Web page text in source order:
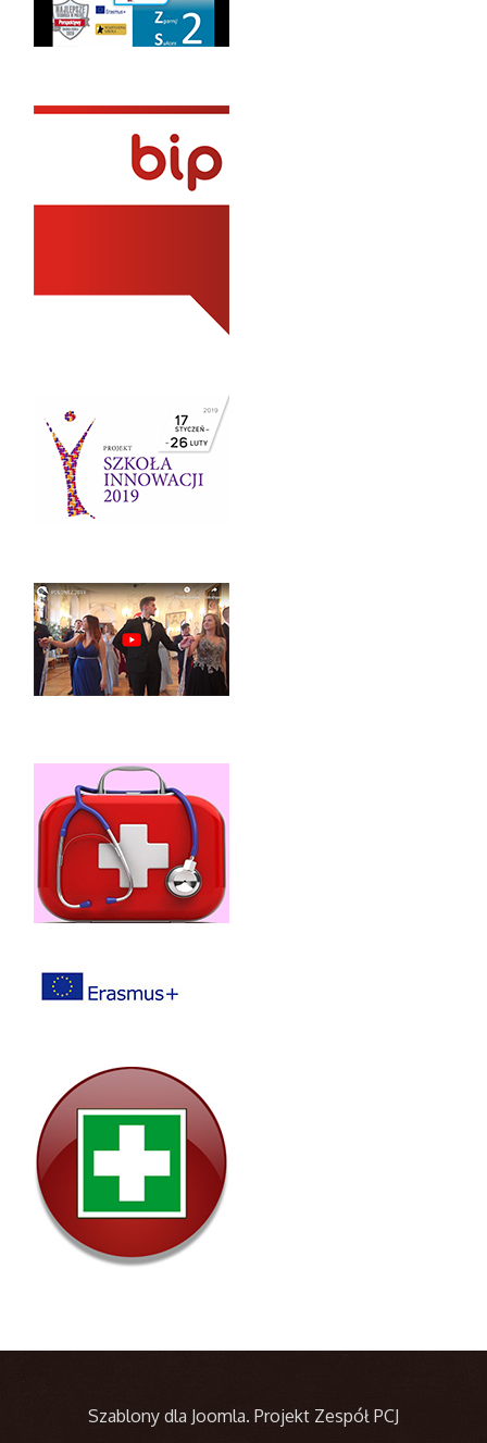
Szablony dla Joomla. Projekt Zespół PCJ